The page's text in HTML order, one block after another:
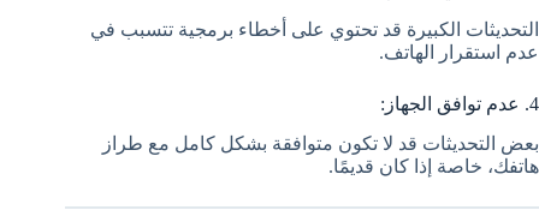
التحديثات الكبيرة قد تحتوي على أخطاء برمجية تتسبب في
عدم استقرار الهاتف.
4. عدم توافق الجهاز:
بعض التحديثات قد لا تكون متوافقة بشكل كامل مع طراز
هاتفك، خاصة إذا كان قديمًا.